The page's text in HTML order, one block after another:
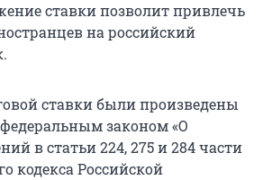
ставки позволит привлечь
на российский
ставки были произведены
федеральным законом «О
в статьи 224, 275 и 284 части
кодекса Российской